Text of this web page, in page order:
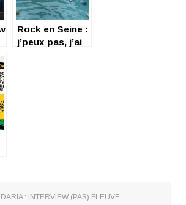
Rock en Seine :
j’peux pas, j’ai
: INTERVIEW (PAS) FLEUVE